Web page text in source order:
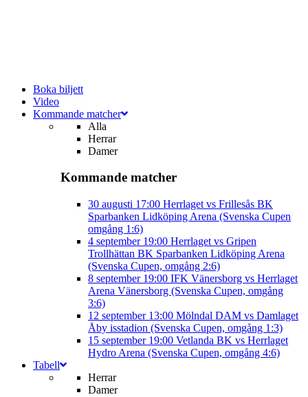
Boka biljett
Video
Kommande matcher
Alla
Herrar
Damer
Kommande matcher
30 augusti 17:00 Herrlaget vs Frillesås BK
Sparbanken Lidköping Arena (Svenska Cupen
omgång 1:6)
4 september 19:00 Herrlaget vs Gripen
Trollhättan BK Sparbanken Lidköping Arena
(Svenska Cupen, omgång 2:6)
8 september 19:00 IFK Vänersborg vs Herrlaget
Arena Vänersborg (Svenska Cupen, omgång
3:6)
12 september 13:00 Mölndal DAM vs Damlaget
Åby isstadion (Svenska Cupen, omgång 1:3)
15 september 19:00 Vetlanda BK vs Herrlaget
Hydro Arena (Svenska Cupen, omgång 4:6)
Tabell
Herrar
Damer